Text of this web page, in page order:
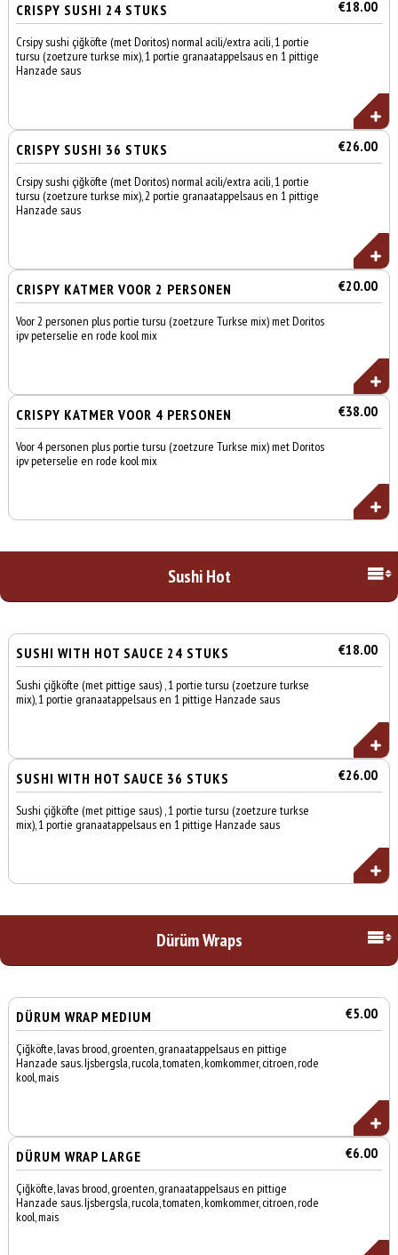
CRISPY SUSHI 24 STUKS €18.00
Crsipy sushi çiğköfte (met Doritos) normal acili/extra acili, 1 portie
tursu (zoetzure turkse mix), 1 portie granaatappelsaus en 1 pittige
Hanzade saus
CRISPY SUSHI 36 STUKS €26.00
Crsipy sushi çiğköfte (met Doritos) normal acili/extra acili, 1 portie
tursu (zoetzure turkse mix), 2 portie granaatappelsaus en 1 pittige
Hanzade saus
CRISPY KATMER VOOR 2 PERSONEN €20.00
Voor 2 personen plus portie tursu (zoetzure Turkse mix) met Doritos
ipv peterselie en rode kool mix
CRISPY KATMER VOOR 4 PERSONEN €38.00
Voor 4 personen plus portie tursu (zoetzure Turkse mix) met Doritos
ipv peterselie en rode kool mix
Sushi Hot
SUSHI WITH HOT SAUCE 24 STUKS €18.00
Sushi çiğköfte (met pittige saus) , 1 portie tursu (zoetzure turkse
mix), 1 portie granaatappelsaus en 1 pittige Hanzade saus
SUSHI WITH HOT SAUCE 36 STUKS €26.00
Sushi çiğköfte (met pittige saus) , 1 portie tursu (zoetzure turkse
mix), 1 portie granaatappelsaus en 1 pittige Hanzade saus
Dürüm Wraps
DÜRUM WRAP MEDIUM €5.00
Çiğköfte, lavas brood, groenten, granaatappelsaus en pittige
Hanzade saus. Ijsbergsla, rucola, tomaten, komkommer, citroen, rode
kool, mais
DÜRUM WRAP LARGE €6.00
Çiğköfte, lavas brood, groenten, granaatappelsaus en pittige
Hanzade saus. Ijsbergsla, rucola, tomaten, komkommer, citroen, rode
kool, mais